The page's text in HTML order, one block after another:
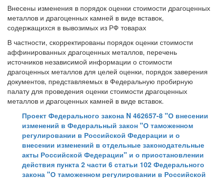
Внесены изменения в порядок оценки стоимости драгоценных
металлов и драгоценных камней в виде вставок,
содержащихся в вывозимых из РФ товарах
В частности, скорректированы порядок оценки стоимости
аффинированных драгоценных металлов, перечень
источников независимой информации о стоимости
драгоценных металлов для целей оценки, порядок заверения
документов, представляемых в Федеральную пробирную
палату для проведения оценки стоимости драгоценных
металлов и драгоценных камней в виде вставок.
Проект Федерального закона N 462657-8 "О внесении
изменений в Федеральный закон "О таможенном
регулировании в Российской Федерации и о
внесении изменений в отдельные законодательные
акты Российской Федерации" и о приостановлении
действия пункта 2 части 6 статьи 102 Федерального
закона "О таможенном регулировании в Российской